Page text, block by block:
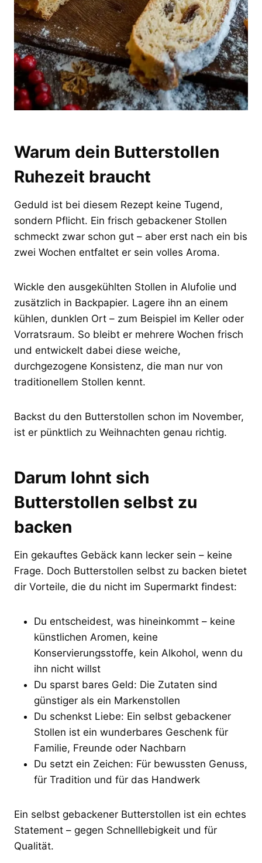
Warum dein Butterstollen
Ruhezeit braucht
Geduld ist bei diesem Rezept keine Tugend,
sondern Pflicht. Ein frisch gebackener Stollen
schmeckt zwar schon gut – aber erst nach ein bis
zwei Wochen entfaltet er sein volles Aroma.
Wickle den ausgekühlten Stollen in Alufolie und
zusätzlich in Backpapier. Lagere ihn an einem
kühlen, dunklen Ort – zum Beispiel im Keller oder
Vorratsraum. So bleibt er mehrere Wochen frisch
und entwickelt dabei diese weiche,
durchgezogene Konsistenz, die man nur von
traditionellem Stollen kennt.
Backst du den Butterstollen schon im November,
ist er pünktlich zu Weihnachten genau richtig.
Darum lohnt sich
Butterstollen selbst zu
backen
Ein gekauftes Gebäck kann lecker sein – keine
Frage. Doch Butterstollen selbst zu backen bietet
dir Vorteile, die du nicht im Supermarkt findest:
Du entscheidest, was hineinkommt – keine
künstlichen Aromen, keine
Konservierungsstoffe, kein Alkohol, wenn du
ihn nicht willst
Du sparst bares Geld: Die Zutaten sind
günstiger als ein Markenstollen
Du schenkst Liebe: Ein selbst gebackener
Stollen ist ein wunderbares Geschenk für
Familie, Freunde oder Nachbarn
Du setzt ein Zeichen: Für bewussten Genuss,
für Tradition und für das Handwerk
Ein selbst gebackener Butterstollen ist ein echtes
Statement – gegen Schnelllebigkeit und für
Qualität.